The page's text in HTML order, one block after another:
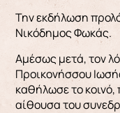
Την εκδήλωση
Νικόδημος Φωκάς.
Αμέσως μετά, τον
Προικονήσσου
καθήλωσε το κοινό,
αίθουσα του